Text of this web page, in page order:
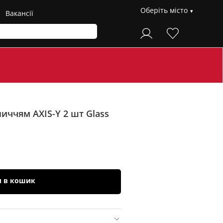
Вакансії Оберіть місто
AXIS-Y 2 шт Glass
в кошик